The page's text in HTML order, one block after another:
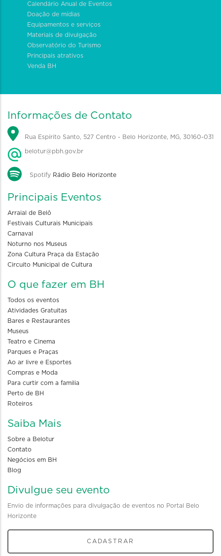
Calendário Anual de Eventos
Doação de mídias
Equipamentos e serviços
Materiais de divulgação
Observatório do Turismo
Principais atrativos
Venda BH
Informações de Contato
Rua Espírito Santo, 527 Centro - Belo Horizonte, MG, 30160-031
belotur@pbh.gov.br
Spotify Rádio Belo Horizonte
Principais Eventos
Arraial de Belô
Festivais Culturais Municipais
Carnaval
Noturno nos Museus
Zona Cultura Praça da Estação
Circuito Municipal de Cultura
O que fazer em BH
Todos os eventos
Atividades Gratuitas
Bares e Restaurantes
Museus
Teatro e Cinema
Parques e Praças
Ao ar livre e Esportes
Compras e Moda
Para curtir com a familia
Perto de BH
Roteiros
Saiba Mais
Sobre a Belotur
Contato
Negócios em BH
Blog
Divulgue seu evento
Envio de informações para divulgação de eventos no Portal Belo
Horizonte
CADASTRAR